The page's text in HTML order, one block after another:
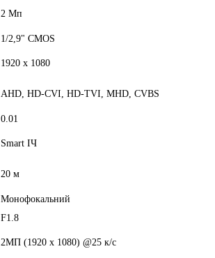
2 Мп
1/2,9" CMOS
1920 x 1080
AHD, HD-CVI, HD-TVI, MHD, CVBS
0.01
Smart ІЧ
20 м
Монофокальний
F1.8
2МП (1920 x 1080) @25 к/с